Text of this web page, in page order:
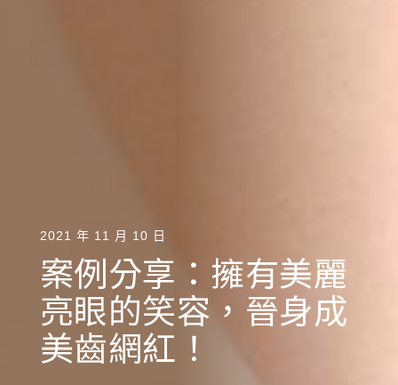
2021 年 11 月 10 日
案例分享：擁有美麗
亮眼的笑容，晉身成
美齒網紅！